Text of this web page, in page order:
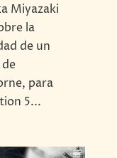
Miyazaki
la
de un
para
5...